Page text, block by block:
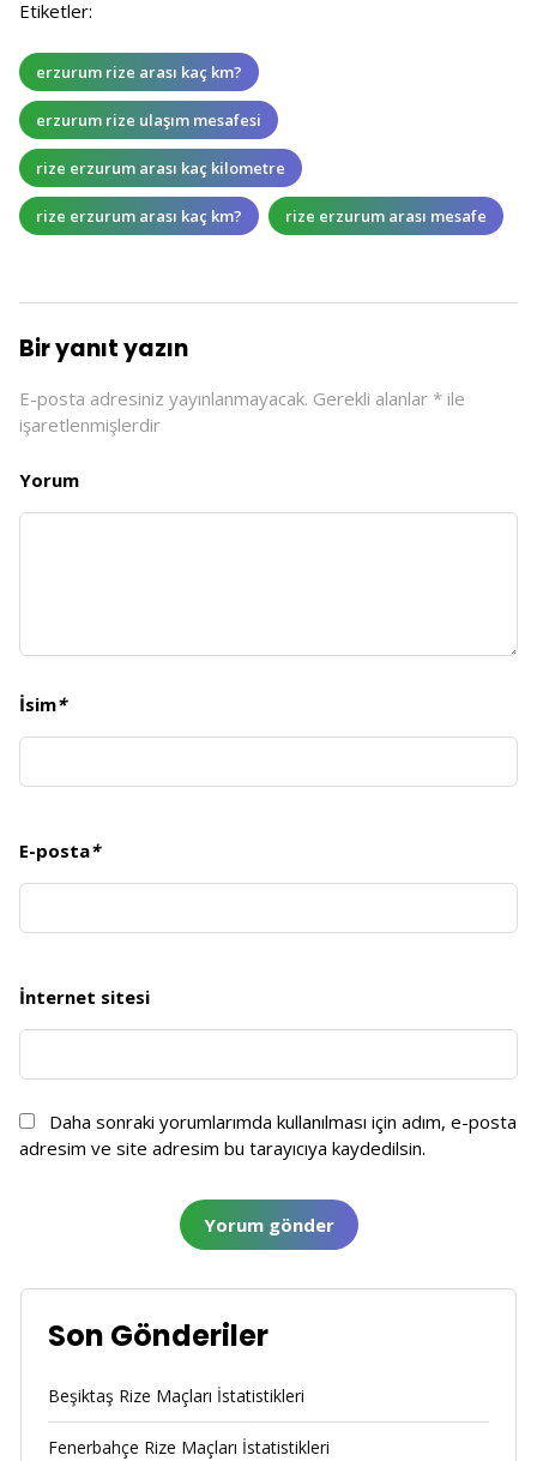
Etiketler:
erzurum rize arası kaç km?
erzurum rize ulaşım mesafesi
rize erzurum arası kaç kilometre
rize erzurum arası kaç km? rize erzurum arası mesafe
Bir yanıt yazın
E-posta adresiniz yayınlanmayacak. Gerekli alanlar * ile
işaretlenmişlerdir
Yorum
İsim*
E-posta*
İnternet sitesi
Daha sonraki yorumlarımda kullanılması için adım, e-posta
adresim ve site adresim bu tarayıcıya kaydedilsin.
Son Gönderiler
Beşiktaş Rize Maçları İstatistikleri
Fenerbahçe Rize Maçları İstatistikleri